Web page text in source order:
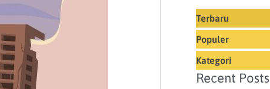
Terbaru
Populer
Kategori
Recent Posts